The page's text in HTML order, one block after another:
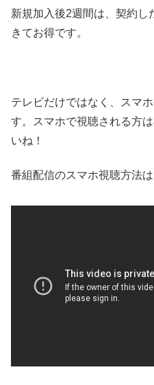
新規加入後2週間は、契約し
きてお得です。
テレビだけではなく、スマ
す。スマホで視聴される方
いね！
番組配信のスマホ視聴方法